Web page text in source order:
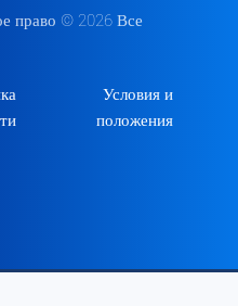
право © 2026 Все
Условия и
положения